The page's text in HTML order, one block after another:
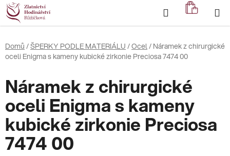
Přejít
na
obsah
Hledat
KOŠÍK
Domů /ŠPERKY PODLE MATERIÁLU /Ocel/ Náramek z chirurgické
oceli Enigma s kameny kubické zirkonie Preciosa 7474 00
Náramek z chirurgické
oceli Enigma s kameny
kubické zirkonie Preciosa
7474 00